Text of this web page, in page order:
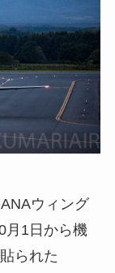
ウィング
月1日から機
られた